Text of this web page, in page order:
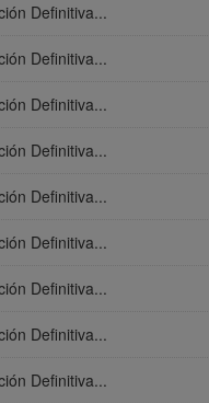
Definitiva...
Definitiva...
Definitiva...
Definitiva...
Definitiva...
Definitiva...
Definitiva...
Definitiva...
Definitiva...